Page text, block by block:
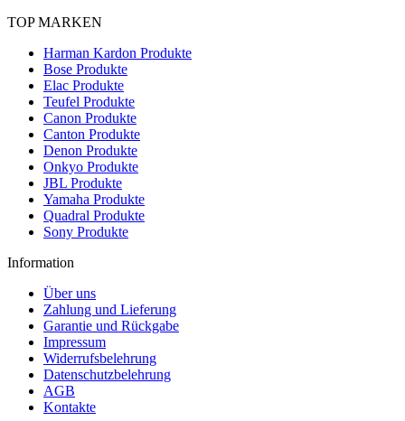
TOP MARKEN
Harman Kardon Produkte
Bose Produkte
Elac Produkte
Teufel Produkte
Canon Produkte
Canton Produkte
Denon Produkte
Onkyo Produkte
JBL Produkte
Yamaha Produkte
Quadral Produkte
Sony Produkte
Information
Über uns
Zahlung und Lieferung
Garantie und Rückgabe
Impressum
Widerrufsbelehrung
Datenschutzbelehrung
AGB
Kontakte